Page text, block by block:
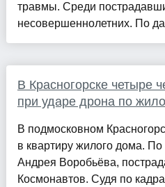
травмы. Среди
несовершеннолетних. По
В Красногорске четыре
при ударе дрона по
В подмосковном
в квартиру жилого дома.
Андрея Воробьёва,
Космонавтов. Судя по